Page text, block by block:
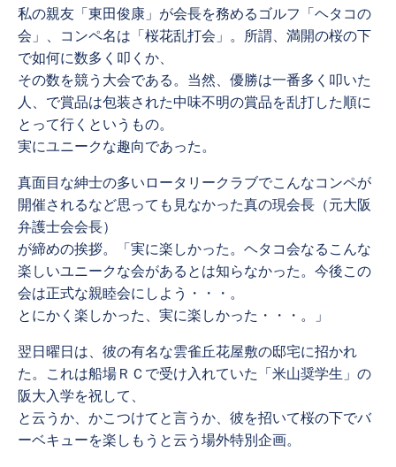
私の親友「東田俊康」が会長を務めるゴルフ「ヘタコの
会」、コンペ名は「桜花乱打会」。所謂、満開の桜の下
で如何に数多く叩くか、
その数を競う大会である。当然、優勝は一番多く叩いた
人、で賞品は包装された中味不明の賞品を乱打した順に
とって行くというもの。
実にユニークな趣向であった。
真面目な紳士の多いロータリークラブでこんなコンペが
開催されるなど思っても見なかった真の現会長（元大阪
弁護士会会長）
が締めの挨拶。「実に楽しかった。ヘタコ会なるこんな
楽しいユニークな会があるとは知らなかった。今後この
会は正式な親睦会にしよう・・・。
とにかく楽しかった、実に楽しかった・・・。」
翌日曜日は、彼の有名な雲雀丘花屋敷の邸宅に招かれ
た。これは船場ＲＣで受け入れていた「米山奨学生」の
阪大入学を祝して、
と云うか、かこつけてと言うか、彼を招いて桜の下でバ
ーベキューを楽しもうと云う場外特別企画。